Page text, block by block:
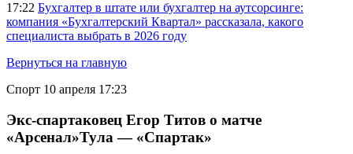
17:22 Бухгалтер в штате или бухгалтер на аутсорсинге:
компания «Бухгалтерский Квартал» рассказала, какого
специалиста выбрать в 2026 году
Вернуться на главную
Спорт 10 апреля 17:23
Экс-спартаковец Егор Титов о матче
«Арсенал»Тула — «Спартак»